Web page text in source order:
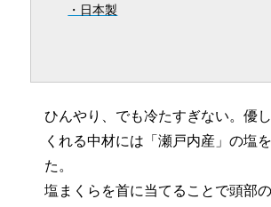
・日本製
ひんやり、でも冷たすぎない。優
くれる中材には「瀬戸内産」の塩
た。
塩まくらを首に当てることで頭部